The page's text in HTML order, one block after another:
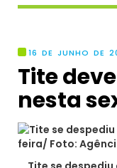
16 DE JUNHO DE
Tite
nesta